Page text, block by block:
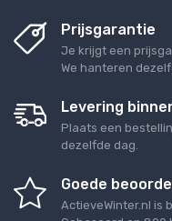
Prijsgarantie
Je krijgt een
We hanteren
Levering
Plaats een
dezelfde dag.
Goede
ActieveWinter.nl is